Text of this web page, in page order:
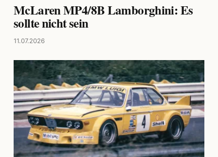
McLaren MP4/8B Lamborghini: Es
sollte nicht sein
11.07.2026